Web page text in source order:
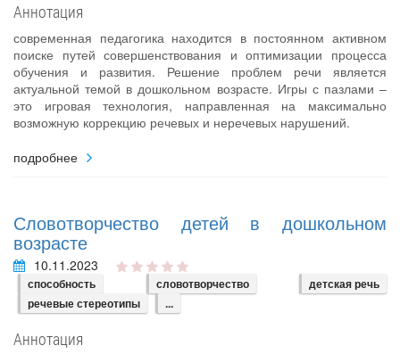
Аннотация
современная педагогика находится в постоянном активном
поиске путей совершенствования и оптимизации процесса
обучения и развития. Решение проблем речи является
актуальной темой в дошкольном возрасте. Игры с пазлами –
это игровая технология, направленная на максимально
возможную коррекцию речевых и неречевых нарушений.
подробнее
Словотворчество детей в дошкольном
возрасте
10.11.2023
способность словотворчество
детская речь
речевые стереотипы
...
Аннотация